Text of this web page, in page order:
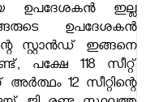
ഉപദേശകൻ ഇല്ല
ഉപദേശകൻ
സ്റ്റാൻഡ് ഇങ്ങനെ
പക്ഷേ 118 സീറ്റ്
12 സീറ്റിന്റെ